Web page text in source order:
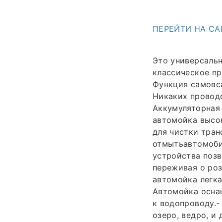
ПЕРЕЙТИ НА
Это
классическое
Функция
Никаких
автомойка
для чистки
устройства
переживая о
автомойка
Автомойка
к
озеро, ведро, и